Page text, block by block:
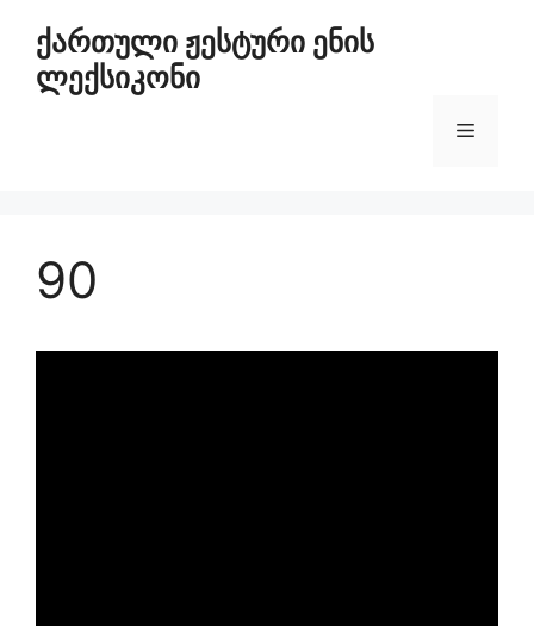
ქართული ჟესტური ენის
ლექსიკონი
90